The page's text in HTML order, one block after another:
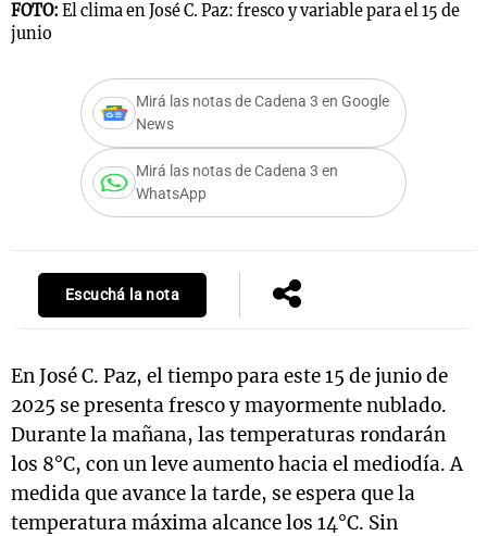
FOTO: El clima en José C. Paz: fresco y variable para el 15 de
junio
Mirá las notas de Cadena 3 en Google
News
Mirá las notas de Cadena 3 en
WhatsApp
Escuchá la nota
En José C. Paz, el tiempo para este 15 de junio de
2025 se presenta fresco y mayormente nublado.
Durante la mañana, las temperaturas rondarán
los 8°C, con un leve aumento hacia el mediodía. A
medida que avance la tarde, se espera que la
temperatura máxima alcance los 14°C. Sin
Notas
Mundial 2026
Cadena 3